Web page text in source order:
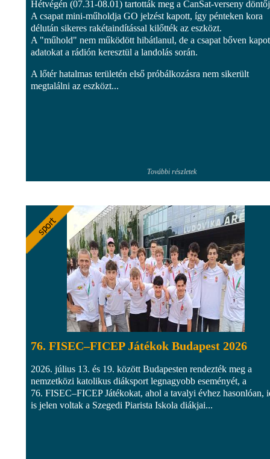
Hétvégén (07.31-08.01) tartották meg a CanSat-verseny
A csapat mini-műholdja GO jelzést kapott, így pénteken kora
délután sikeres rakétaindítással kilőtték az eszközt.
A "műhold" nem működött hibátlanul, de a csapat bőven
adatokat a rádión keresztül a landolás során.
A lőtér hatalmas területén első próbálkozásra nem sikerült
megtalálni az eszközt...
További részletek
76. FISEC–FICEP Játékok Budapest 2026
2026. július 13. és 19. között Budapesten rendezték meg a
nemzetközi katolikus diáksport legnagyobb eseményét, a
76. FISEC–FICEP Játékokat, ahol a tavalyi évhez hasonlóan,
is jelen voltak a Szegedi Piarista Iskola diákjai...